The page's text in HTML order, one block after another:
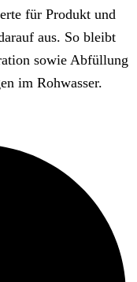
für Produkt und
aus. So bleibt
sowie Abfüllung
im Rohwasser.